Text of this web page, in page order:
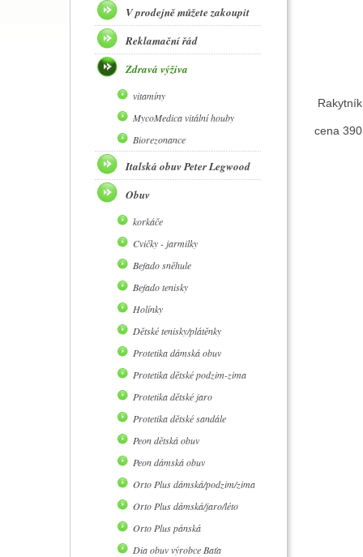
Rakytník
cena
V prodejně můžete zakoupit
Reklamační řád
Zdravá výživa
vitamíny
MycoMedica vitální houby
Biorezonance
Italská obuv Peter Legwood
Obuv
korkáče
Cvičky - jarmilky
Befado sněhule
Befado tenisky
Holínky
Dětské tenisky/plátěnky
Protetika dámská obuv
Protetika dětské podzim-zima
Protetika dětské jaro
Protetika dětské sandále
Peon dětská obuv
Peon dámská obuv
Orto Plus dámská/podzim/zima
Orto Plus dámská/jaro/léto
Orto Plus pánská
Dia obuv výrobce Baťa